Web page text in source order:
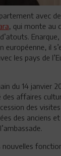
avec
, qui monte au
Enarque,
il
les pays de
du 14 janvier
des affaires
des
des anciens
nouvelles